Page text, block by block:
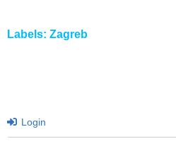
Labels: Zagreb
Login